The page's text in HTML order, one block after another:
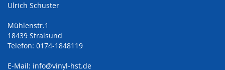
Ulrich Schuster
Mühlenstr.1
18439 Stralsund
Telefon: 0174-1848119
E-Mail: info@vinyl-hst.de